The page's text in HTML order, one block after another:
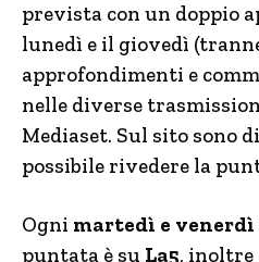
prevista con un doppio
lunedì e il giovedì
approfondimenti e
nelle diverse
Mediaset. Sul sito sono
possibile rivedere la
Ogni martedì e venerdì
puntata è su La5, inoltre